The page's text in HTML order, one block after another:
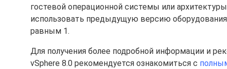
гостевой операционной системы или
использовать предыдущую версию
равным 1.
Для получения более подробной информации и
vSphere 8.0 рекомендуется ознакомиться с